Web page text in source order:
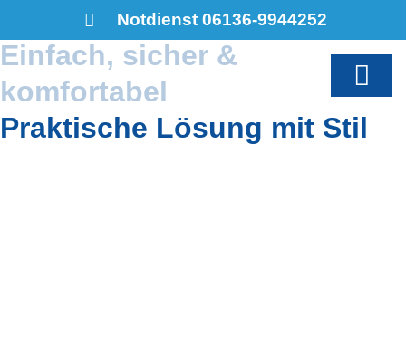
Notdienst 06136-9944252
Badewannen­tür
Einfach, sicher &
komfortabel
Praktische Lösung mit Stil